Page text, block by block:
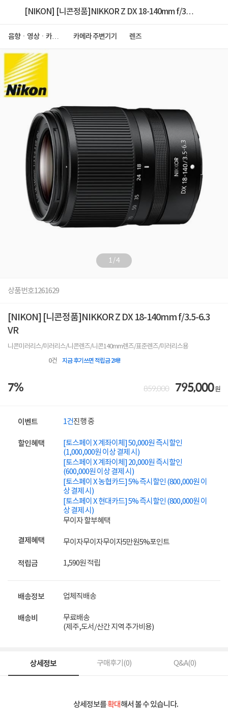
[NIKON] [니콘정품]NIKKOR Z DX 18-140mm f/3.5-
음향ㆍ영상ㆍ카메
카메라 주변기기 렌즈
1/4
상품번호1261629
[NIKON] [니콘정품]NIKKOR Z DX 18-140mm f/3.5-6.3
VR
니콘미러리스/미러리스/니콘렌즈/니콘140mm렌즈/표준렌즈/미러리스용
0건 지금 후기쓰면 적립금 2배!
7% 859,000 795,000원
이벤트 1건진행 중
할인혜택
[토스페이 X 계좌이체] 50,000원 즉시할인
(1,000,000원 이상 결제 시)
[토스페이 X 계좌이체] 20,000원 즉시할인
(600,000원 이상 결제 시)
[토스페이 X 농협카드] 5% 즉시할인 (800,000원 이
상 결제 시)
[토스페이 X 현대카드] 5% 즉시할인 (800,000원 이
상 결제 시)
무이자 할부혜택
결제혜택 무이자무이자무이자5만원5%포인트
적립금 1,590원 적립
배송정보 업체직배송
배송비
무료배송
(제주,도서/산간 지역 추가비용)
상세정보 구매후기(0) Q&A(0)
상세정보를확대해서 볼 수 있습니다.